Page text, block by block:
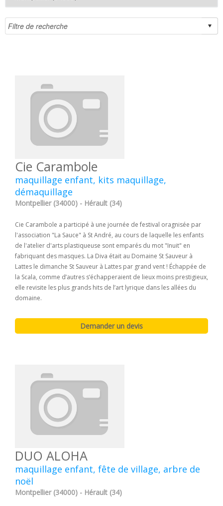
Cie Carambole
maquillage enfant, kits maquillage,
démaquillage
Montpellier (34000) - Hérault (34)
Cie Carambole a participé à une journée de festival oragnisée par
l'association "La Sauce" à St André, au cours de laquelle les enfants
de l'atelier d'arts plastiqueuse sont emparés du mot "Inuit" en
fabriquant des masques. La Diva était au Domaine St Sauveur à
Lattes le dimanche St Sauveur à Lattes par grand vent ! Échappée de
la Scala, comme d’autres s’échapperaient de lieux moins prestigieux,
elle revisite les plus grands hits de l’art lyrique dans les allées du
domaine.
DUO ALOHA
maquillage enfant, fête de village, arbre de
noël
Montpellier (34000) - Hérault (34)